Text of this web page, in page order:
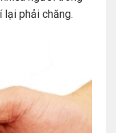
lại phải chăng.